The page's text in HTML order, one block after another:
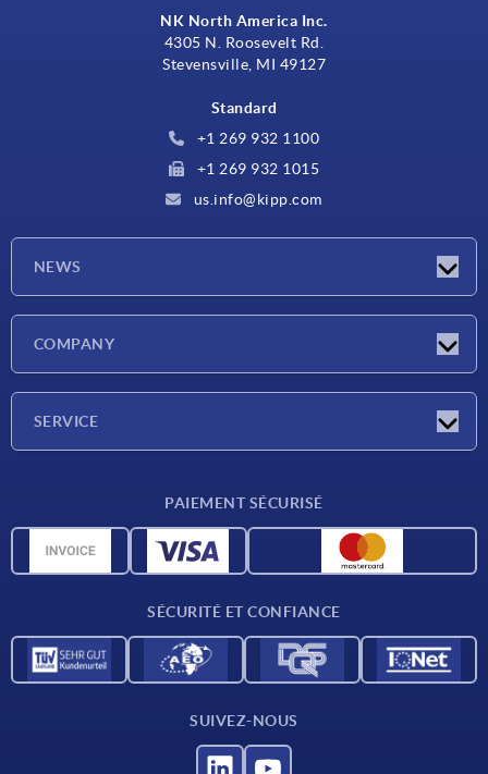
NK North America Inc.
4305 N. Roosevelt Rd.
Stevensville, MI 49127
Standard
+1 269 932 1100
+1 269 932 1015
us.info@kipp.com
NEWS
COMPANY
SERVICE
Matériaux
PAIEMENT SÉCURISÉ
SÉCURITÉ ET CONFIANCE
SUIVEZ-NOUS